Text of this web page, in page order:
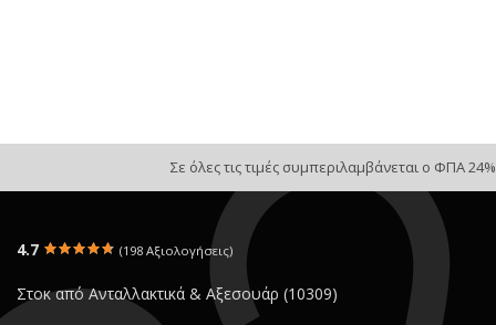
Σε όλες τις τιμές συμπεριλαμβάνεται ο ΦΠΑ 24%
4.7 (198 Αξιολογήσεις)
Στοκ από Ανταλλακτικά & Αξεσουάρ (10309)